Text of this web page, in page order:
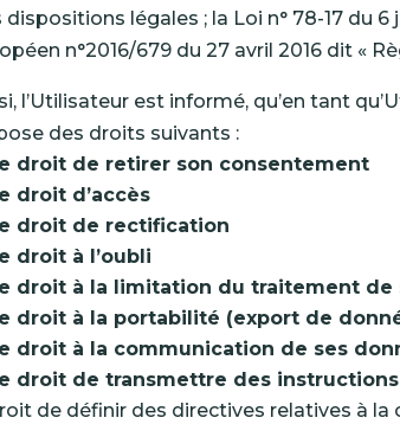
dispositions légales ; la Loi n° 78-17 du
n°2016/679 du 27 avril 2016 dit «
l’Utilisateur est informé, qu’en tant
des droits suivants :
droit de retirer son consentement
droit d’accès
droit de rectification
droit à l’oubli
droit à la limitation du traitement de
droit à la portabilité (export de
droit à la communication de ses
droit de transmettre des
de définir des directives relatives à la